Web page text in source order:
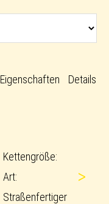
Eigenschaften Details
Kettengröße:
Art:
Straßenfertiger
>